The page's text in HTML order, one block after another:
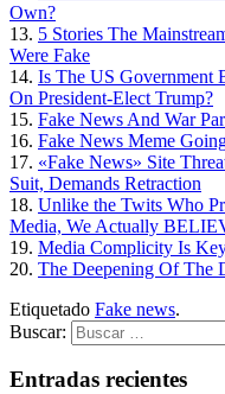
Own?
13. 5 Stories The
Were Fake
14. Is The US Government
On President-Elect Trump?
15. Fake News And War
16. Fake News Meme
17. «Fake News» Site
Suit, Demands Retraction
18. Unlike the Twits Who
Media, We Actually
19. Media Complicity Is
20. The Deepening Of The
Etiquetado Fake news.
Buscar:
Entradas recientes